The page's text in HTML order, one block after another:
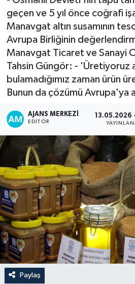
geçen ve 5 yıl önce coğrafi
Manavgat altın susamının
Avrupa Birliğinin
Manavgat Ticaret ve Sanayi
Tahsin Güngör: - 'Üretiyoruz
bulamadığımız zaman ürün
Bunun da çözümü Avrupa'ya
AJANS MERKEZI
EDITÖR
13.05.2026
Paylaş